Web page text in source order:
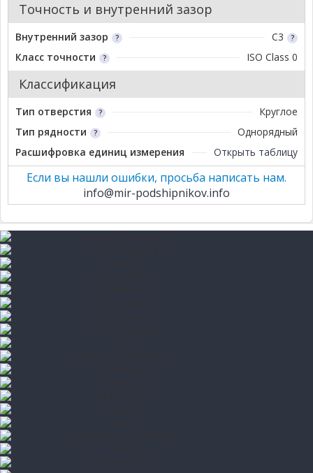
Точность и внутренний зазор
Внутренний зазор
C3
Класс точности
ISO Class 0
Классификация
Тип отверстия
Круглое
Тип рядности
Однорядный
Расшифровка единиц измерения
Открыть таблицу
Если вы нашли ошибки, просьба написать нам.
info@mir-podshipnikov.info